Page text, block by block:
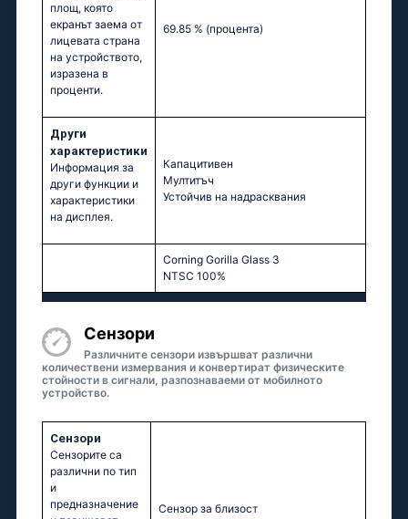
площ, която
екранът заема от
лицевата страна
на устройството,
изразена в
проценти.
69.85 % (процента)
Други
характеристики
Информация за
други функции и
характеристики
на дисплея.
Капацитивен
Мултитъч
Устойчив на надрасквания
Corning Gorilla Glass 3
NTSC 100%
Сензори
Различните сензори извършват различни
количествени измервания и конвертират физическите
стойности в сигнали, разпознаваеми от мобилното
устройство.
Сензори
Сензорите са
различни по тип
и
предназначение
Сензор за близост